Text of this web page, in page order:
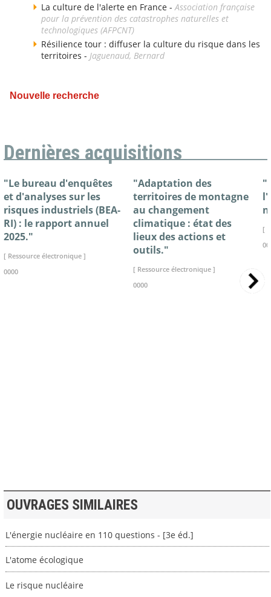
La culture de l'alerte en France - Association française
pour la prévention des catastrophes naturelles et
technologiques (AFPCNT)
Résilience tour : diffuser la culture du risque dans les
territoires - Jaguenaud, Bernard
Nouvelle recherche
Dernières acquisitions
"Le bureau d'enquêtes
et d'analyses sur les
risques industriels (BEA-
RI) : le rapport annuel
2025."
[ Ressource électronique ]
0000
"Adaptation des
territoires de montagne
au changement
climatique : état des
lieux des actions et
outils."
[ Ressource électronique ]
0000
[
OUVRAGES SIMILAIRES
L'énergie nucléaire en 110 questions - [3e éd.]
L'atome écologique
Le risque nucléaire